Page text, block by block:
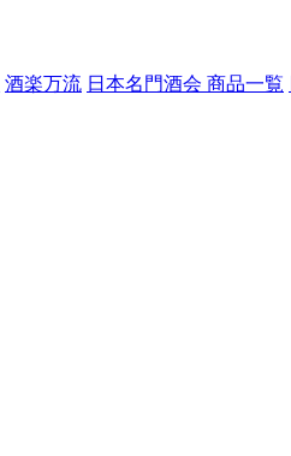
酒楽万流 日本名門酒会 商品一覧